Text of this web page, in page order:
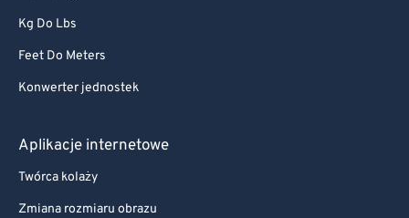
Kg Do Lbs
Feet Do Meters
Konwerter jednostek
Aplikacje internetowe
Twórca kolaży
Zmiana rozmiaru obrazu